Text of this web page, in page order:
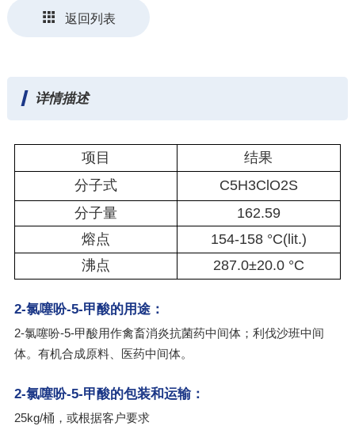
返回列表
详情描述
项目
结果
分子式
C5H3ClO2S
分子量
162.59
熔点
154-158 °C(lit.)
沸点
287.0±20.0 °C
2-氯噻吩-5-甲酸的用途：
2-氯噻吩-5-甲酸用作禽畜消炎抗菌药中间体；利伐沙班中间
体。有机合成原料、医药中间体。
2-氯噻吩-5-甲酸的包装和运输：
25kg/桶，或根据客户要求